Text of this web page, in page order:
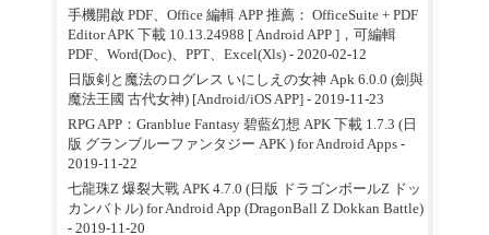
手機開啟 PDF、Office 編輯 APP 推薦： OfficeSuite + PDF
Editor APK 下載 10.13.24988 [ Android APP ]，可編輯
PDF、Word(Doc)、PPT、Excel(Xls)- 2020-02-12
日版剣と魔法のログレス いにしえの女神 Apk 6.0.0 (劍與
魔法王國 古代女神) [Android/iOS APP]- 2019-11-23
RPG APP：Granblue Fantasy 碧藍幻想 APK 下載 1.7.3 (日
版 グランブルーファンタジー APK ) for Android Apps -
2019-11-22
七龍珠Z 爆裂大戰 APK 4.7.0 (日版 ドラゴンボールZ ドッ
カンバトル) for Android App (DragonBall Z Dokkan Battle)
- 2019-11-20